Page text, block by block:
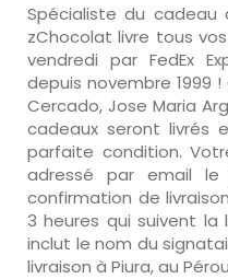
Spécialiste du cadeau
zChocolat livre tous
vendredi par FedEx
depuis novembre 1999
Cercado, Jose Maria
cadeaux seront
parfaite condition.
adressé par email
confirmation de
3 heures qui suivent la
inclut le nom du
livraison à Piura, au